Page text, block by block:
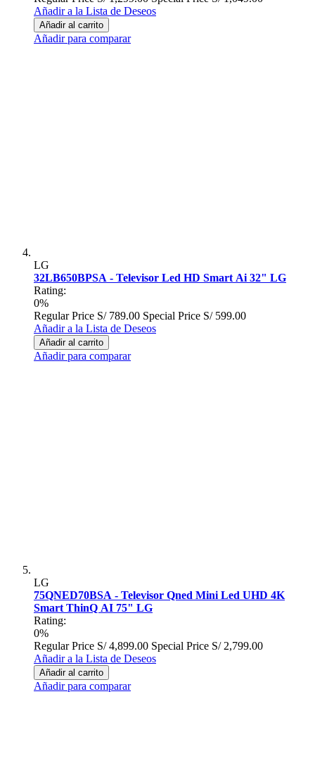
Añadir a la Lista de Deseos
Añadir al carrito
Añadir para comparar
LG
32LB650BPSA - Televisor Led HD Smart Ai 32" LG
Rating:
0%
Regular Price S/ 789.00 Special Price S/ 599.00
Añadir a la Lista de Deseos
Añadir al carrito
Añadir para comparar
LG
75QNED70BSA - Televisor Qned Mini Led UHD 4K
Smart ThinQ AI 75" LG
Rating:
0%
Regular Price S/ 4,899.00 Special Price S/ 2,799.00
Añadir a la Lista de Deseos
Añadir al carrito
Añadir para comparar